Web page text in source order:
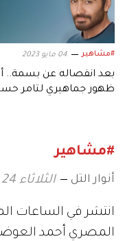
#مشاهير 04 مايو 2023
بعد انفصاله عن بسمة..
ظهور جماهيري لتامر
#مشاهير
أنوار التل الثلاثاء 24 نوفمبر 2020 13:56
انتشر في الساعات
المصري أحمد